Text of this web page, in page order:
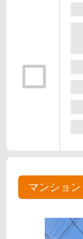
マンション